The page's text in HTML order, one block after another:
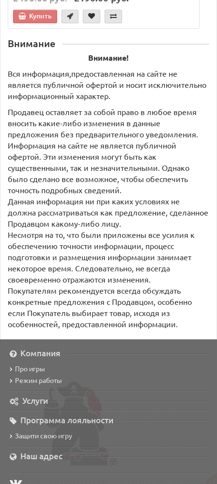
Купить
Внимание
Внимание!
Вся информация,предоставленная на сайте не
является публичной офертой и носит исключительно
информационный характер.
Продавец оставляет за собой право в любое время
вносить какие-либо изменения в данные
предложения без предварительного уведомления.
Информация на сайте не является публичной
офертой. Эти изменения могут быть как
существенными, так и незначительными. Однако
было сделано все возможное, чтобы обеспечить
точность подробных сведений.
Данная информация ни при каких условиях не
должна рассматриваться как предложение, сделанное
Продавцом какому-либо лицу.
Несмотря на то, что были приложены все усилия к
обеспечению точности информации, процесс
подготовки и размещения информации занимает
некоторое время. Следовательно, не всегда
своевременно отражаются изменения.
Покупателям рекомендуется всегда обсуждать
конкретные предложения с Продавцом, особенно
если Покупатель выбирает товар, исходя из
особенностей, предоставленной информации.
Компания
Про игры
Режим работы
Услуги
Программа лояльности
Защити свою игру
Наш адрес